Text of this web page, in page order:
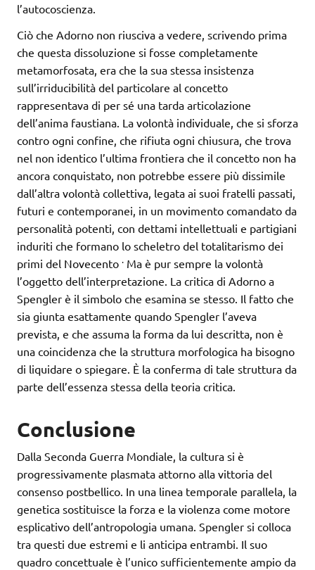
l’autocoscienza.
Ciò che Adorno non riusciva a vedere, scrivendo prima
che questa dissoluzione si fosse completamente
metamorfosata, era che la sua stessa insistenza
sull’irriducibilità del particolare al concetto
rappresentava di per sé una tarda articolazione
dell’anima faustiana. La volontà individuale, che si sforza
contro ogni confine, che rifiuta ogni chiusura, che trova
nel non identico l’ultima frontiera che il concetto non ha
ancora conquistato, non potrebbe essere più dissimile
dall’altra volontà collettiva, legata ai suoi fratelli passati,
futuri e contemporanei, in un movimento comandato da
personalità potenti, con dettami intellettuali e partigiani
induriti che formano lo scheletro del totalitarismo dei
primi del Novecento . Ma è pur sempre la volontà
l’oggetto dell’interpretazione. La critica di Adorno a
Spengler è il simbolo che esamina se stesso. Il fatto che
sia giunta esattamente quando Spengler l’aveva
prevista, e che assuma la forma da lui descritta, non è
una coincidenza che la struttura morfologica ha bisogno
di liquidare o spiegare. È la conferma di tale struttura da
parte dell’essenza stessa della teoria critica.
Conclusione
Dalla Seconda Guerra Mondiale, la cultura si è
progressivamente plasmata attorno alla vittoria del
consenso postbellico. In una linea temporale parallela, la
genetica sostituisce la forza e la violenza come motore
esplicativo dell’antropologia umana. Spengler si colloca
tra questi due estremi e li anticipa entrambi. Il suo
quadro concettuale è l’unico sufficientemente ampio da